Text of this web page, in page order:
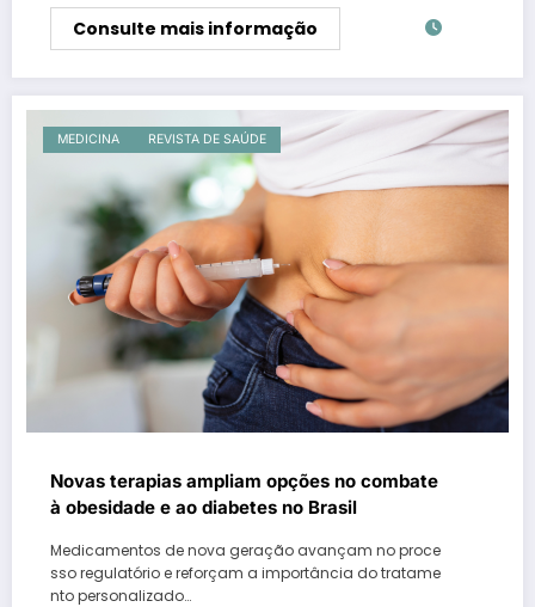
Consulte mais informação
MEDICINA REVISTA DE SAÚDE
Novas terapias ampliam opções no combate
à obesidade e ao diabetes no Brasil
Medicamentos de nova geração avançam no proce
sso regulatório e reforçam a importância do tratame
nto personalizado…